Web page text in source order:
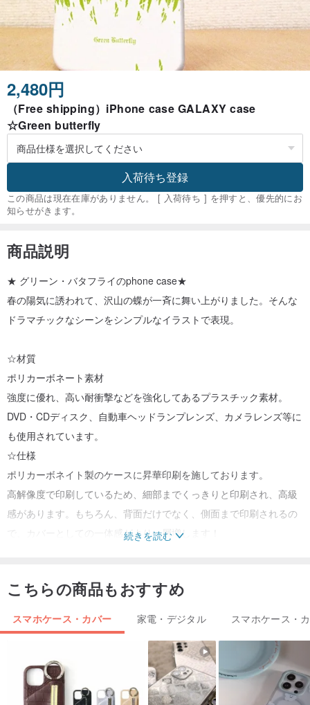
2,480円
（Free shipping）iPhone case GALAXY case
☆Green butterfly
入荷待ち登録
この商品は現在在庫がありません。 [ 入荷待ち ] を押すと、優先的にお
知らせがきます。
商品説明
★ グリーン・バタフライのphone case★
春の陽気に誘われて、沢山の蝶が一斉に舞い上がりました。そんな
ドラマチックなシーンをシンプルなイラストで表現。
☆材質
ポリカーボネート素材
強度に優れ、高い耐衝撃などを強化してあるプラスチック素材。
DVD・CDディスク、自動車ヘッドランプレンズ、カメラレンズ等に
も使用されています。
☆仕様
ポリカーボネイト製のケースに昇華印刷を施しております。
高解像度で印刷しているため、細部までくっきりと印刷され、高級
感があります。もちろん、背面だけでなく、側面まで印刷されるの
で、カバーとしての一体感がより一層増します！
続きを読む
こちらの商品もおすすめ
スマホケース・カバー 家電・デジタル スマホケース・